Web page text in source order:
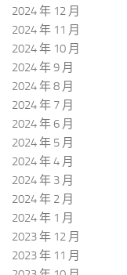
2024 年 12 月
2024 年 11 月
2024 年 10 月
2024 年 9 月
2024 年 8 月
2024 年 7 月
2024 年 6 月
2024 年 5 月
2024 年 4 月
2024 年 3 月
2024 年 2 月
2024 年 1 月
2023 年 12 月
2023 年 11 月